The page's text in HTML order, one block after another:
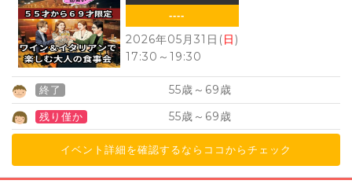
----
2026年05月31日(日)
17:30 ～ 19:30
終了 55歳～ 69歳
残り僅か 55歳～ 69歳
イベント詳細を確認するならココからチェック